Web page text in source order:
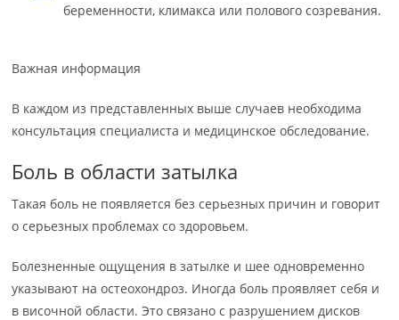
беременности, климакса или полового созревания.
Важная информация
В каждом из представленных выше случаев необходима
консультация специалиста и медицинское обследование.
Боль в области затылка
Такая боль не появляется без серьезных причин и говорит
о серьезных проблемах со здоровьем.
Болезненные ощущения в затылке и шее одновременно
указывают на остеохондроз. Иногда боль проявляет себя и
в височной области. Это связано с разрушением дисков